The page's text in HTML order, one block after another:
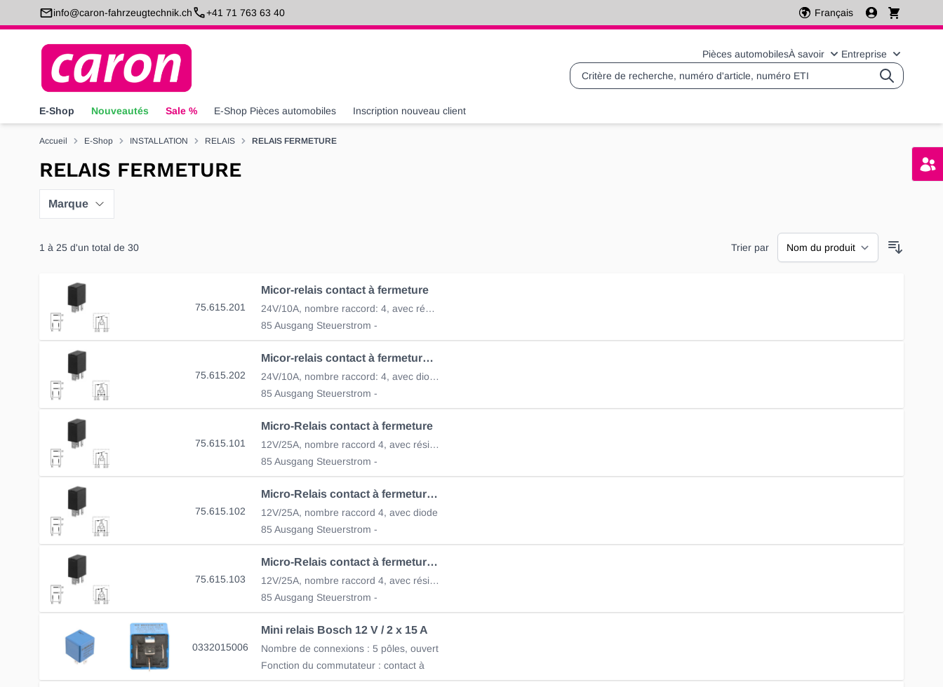
Allez au contenuinfo@caron-fahrzeugtechnik.ch +41 71 763 63 40 Français
Pièces automobilesÀ savoir
Basculer le sous-
Entreprise
Basculer
Recherche
E-Shop Nouveautés Sale % E-Shop Pièces automobiles Inscription nouveau client
Accueil E-Shop INSTALLATION RELAIS RELAIS FERMETURE
RELAIS FERMETURE
Marque
1 à 25 d'un total de 30 Trier par
75.615.201
Micor-relais contact à fermeture
24V/10A, nombre raccord: 4, avec résistance
85 Ausgang Steuerstrom -
75.615.202
Micor-relais contact à fermeture 75.615.202
24V/10A, nombre raccord: 4, avec diode
85 Ausgang Steuerstrom -
75.615.101
Micro-Relais contact à fermeture
12V/25A, nombre raccord 4, avec résistance
85 Ausgang Steuerstrom -
75.615.102
Micro-Relais contact à fermeture 75.615.102
12V/25A, nombre raccord 4, avec diode
85 Ausgang Steuerstrom -
75.615.103
Micro-Relais contact à fermeture 75.615.103
12V/25A, nombre raccord 4, avec résistance
85 Ausgang Steuerstrom -
0332015006
Mini relais Bosch 12 V / 2 x 15 A
Nombre de connexions : 5 pôles, ouvert
Fonction du commutateur : contact à